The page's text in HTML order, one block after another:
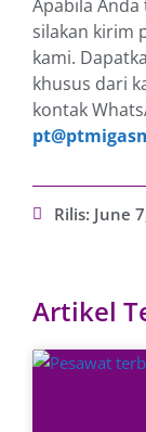
Apabila
silakan kirim
kami.
khusus dari
kontak
Rilis: June
Artikel